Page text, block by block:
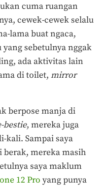
cuma ruangan
cewek-cewek selalu
lama buat ngaca,
sebetulnya nggak
ada aktivitas lain
di toilet, mirror
berpose manja di
bestie, mereka juga
kali. Sampai saya
berak, mereka masih
saya maklum
12 Pro yang punya